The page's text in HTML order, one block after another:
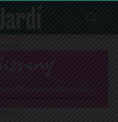
Publicitat
Publicitat